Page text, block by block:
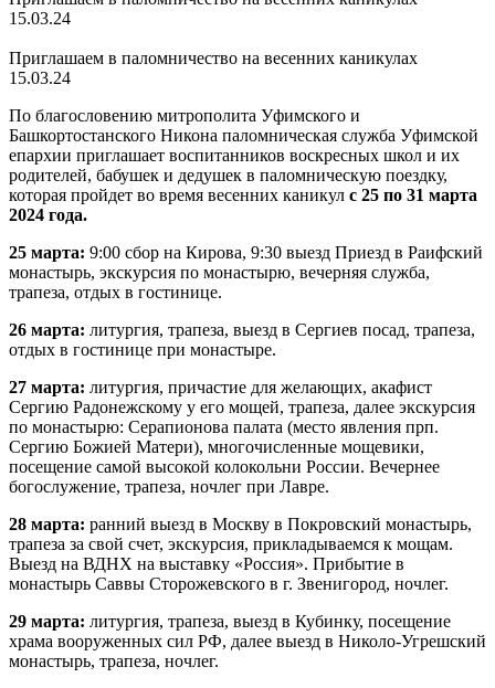
15.03.24
Приглашаем в паломничество на весенних каникулах
15.03.24
По благословению митрополита Уфимского и
Башкортостанского Никона паломническая служба Уфимской
епархии приглашает воспитанников воскресных школ и их
родителей, бабушек и дедушек в паломническую поездку,
которая пройдет во время весенних каникул с 25 по 31 марта
2024 года.
25 марта: 9:00 сбор на Кирова, 9:30 выезд Приезд в Раифский
монастырь, экскурсия по монастырю, вечерняя служба,
трапеза, отдых в гостинице.
26 марта: литургия, трапеза, выезд в Сергиев посад, трапеза,
отдых в гостинице при монастыре.
27 марта: литургия, причастие для желающих, акафист
Сергию Радонежскому у его мощей, трапеза, далее экскурсия
по монастырю: Серапионова палата (место явления прп.
Сергию Божией Матери), многочисленные мощевики,
посещение самой высокой колокольни России. Вечернее
богослужение, трапеза, ночлег при Лавре.
28 марта: ранний выезд в Москву в Покровский монастырь,
трапеза за свой счет, экскурсия, прикладываемся к мощам.
Выезд на ВДНХ на выставку «Россия». Прибытие в
монастырь Саввы Сторожевского в г. Звенигород, ночлег.
29 марта: литургия, трапеза, выезд в Кубинку, посещение
храма вооруженных сил РФ, далее выезд в Николо-Угрешский
монастырь, трапеза, ночлег.